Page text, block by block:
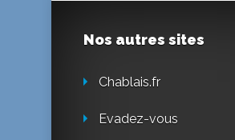
Nos autres sites
Chablais.fr
Evadez-vous